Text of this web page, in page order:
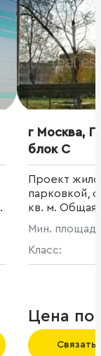
г Москва,
блок С
Проект
парковкой,
кв. м. Общая
части – 30
обладает
Прекрасные
набережную
Мин.
Класс:
Цена по